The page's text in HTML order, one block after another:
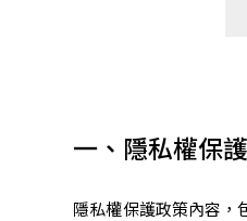
一、隱私權保
隱私權保護政策內容，